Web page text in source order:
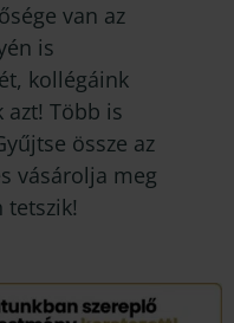
van az
is
kollégáink
azt! Több is
össze az
vásárolja meg
tetszik!